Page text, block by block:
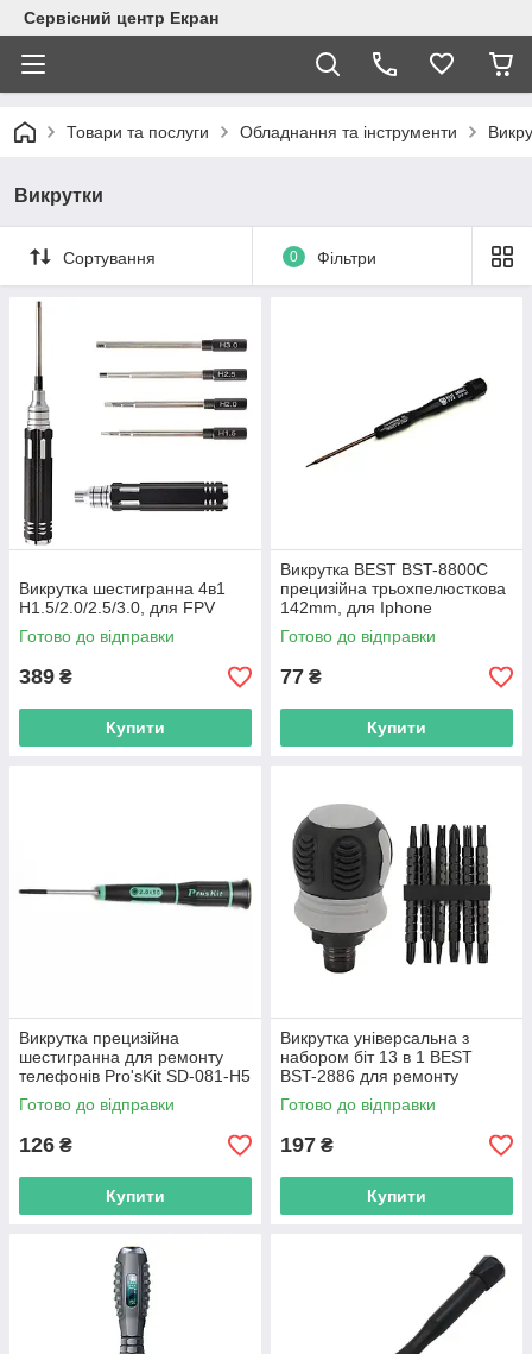
Сервісний центр Екран
Товари та послуги Обладнання та інструменти
Викрутки
Сортування 0 Фільтри
Викрутка шестигранна 4в1
H1.5/2.0/2.5/3.0, для FPV
Готово до відправки
389 ₴
Купити
Викрутка BEST BST-8800C
прецизійна трьохпелюсткова
142mm, для Iphone
Готово до відправки
77 ₴
Купити
Викрутка прецизійна
шестигранна для ремонту
телефонів Pro'sKit SD-081-H5
(HEX H2.0)
Готово до відправки
126 ₴
Купити
Викрутка універсальна з
набором біт 13 в 1 BEST
BST-2886 для ремонту
Готово до відправки
197 ₴
Купити